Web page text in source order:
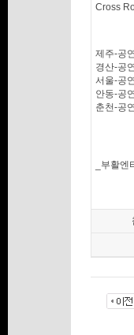
Cross
제주-공
경산-공
서울-공
안동-공
춘천-공
_부활